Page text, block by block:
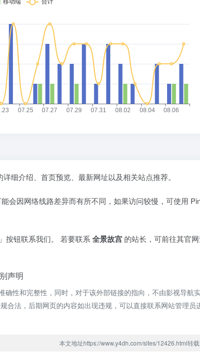
细介绍、首页预览、最新网址以及相关站点推荐。
会因网络线路差异而有所不同，如果访问较慢，可使用
按钮联系我们。 若要联系全景故宫 的站长，可前往其官
声明
性和完整性，同时，对于该外部链接的指向，不由影视导航
合法，后期网页的内容如出现违规，可以直接联系网站管理员
本文地址https://www.y4dh.com/sites/12426.html转